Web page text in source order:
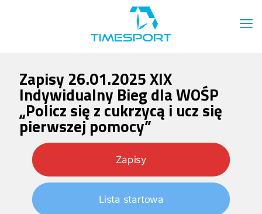
Zapisy 26.01.2025 XIX
Indywidualny Bieg dla WOŚP
„Policz się z cukrzycą i ucz się
pierwszej pomocy”
Zapisy
Lista startowa